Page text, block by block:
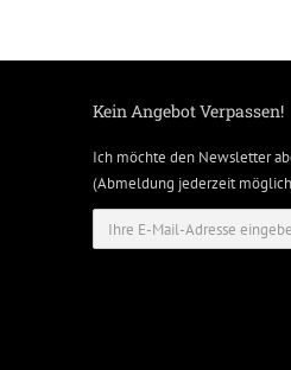
Kein Angebot Verpassen!
Ich möchte den Newsletter
(Abmeldung jederzeit